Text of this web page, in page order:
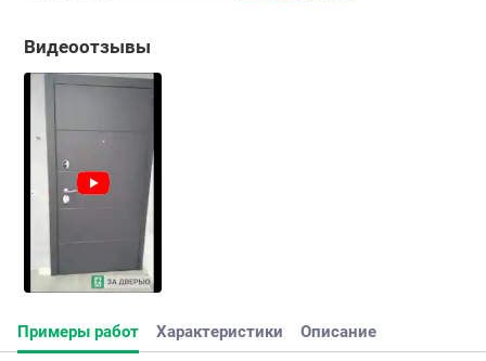
Видеоотзывы
Примеры работ Характеристики Описание